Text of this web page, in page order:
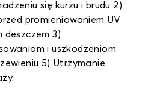
się kurzu i brudu 2)
promieniowaniem UV
deszczem 3)
i uszkodzeniom
5) Utrzymanie